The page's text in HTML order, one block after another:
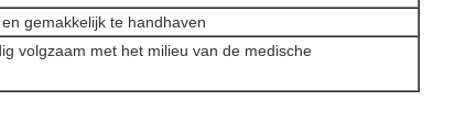
gemakkelijk te handhaven
volgzaam met het milieu van de medische